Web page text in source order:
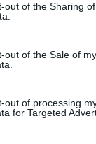
out of the Sharing
out of the Sale of my
out of processing
for Targeted
ψαρεύουμε
καθώς
να ψαρέψουμε
δεν ξεπερνά